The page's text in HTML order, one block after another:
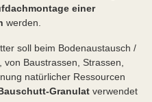
einer
werden.
soll beim Bodenaustausch /
Baustrassen, Strassen,
natürlicher Ressourcen
Granulat verwendet